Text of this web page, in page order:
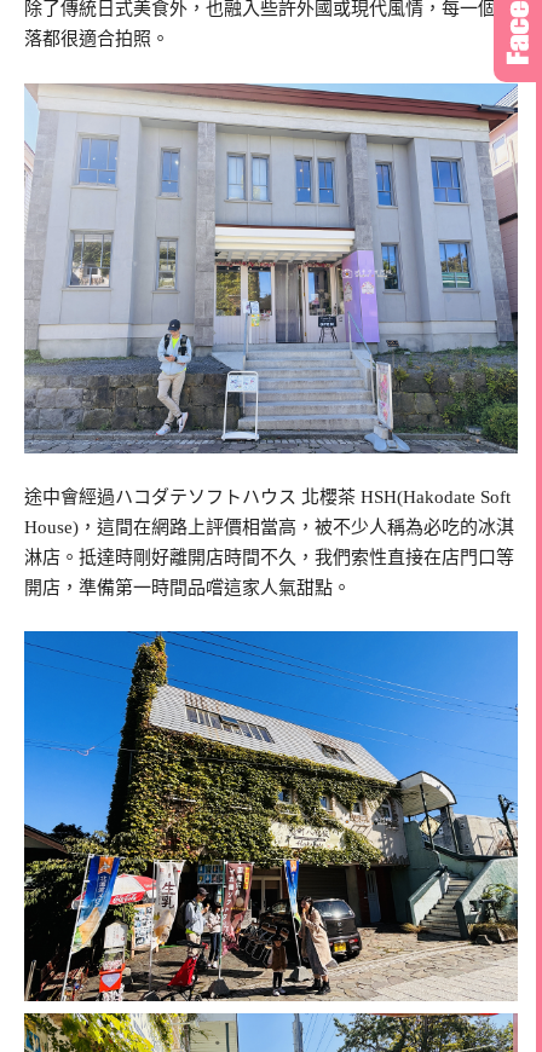
除了傳統日式美食外，也融入些許外國或現代風情，每一個角
落都很適合拍照。
途中會經過ハコダテソフトハウス 北櫻茶 HSH(Hakodate Soft
House)，這間在網路上評價相當高，被不少人稱為必吃的冰淇
淋店。抵達時剛好離開店時間不久，我們索性直接在店門口等
開店，準備第一時間品嚐這家人氣甜點。